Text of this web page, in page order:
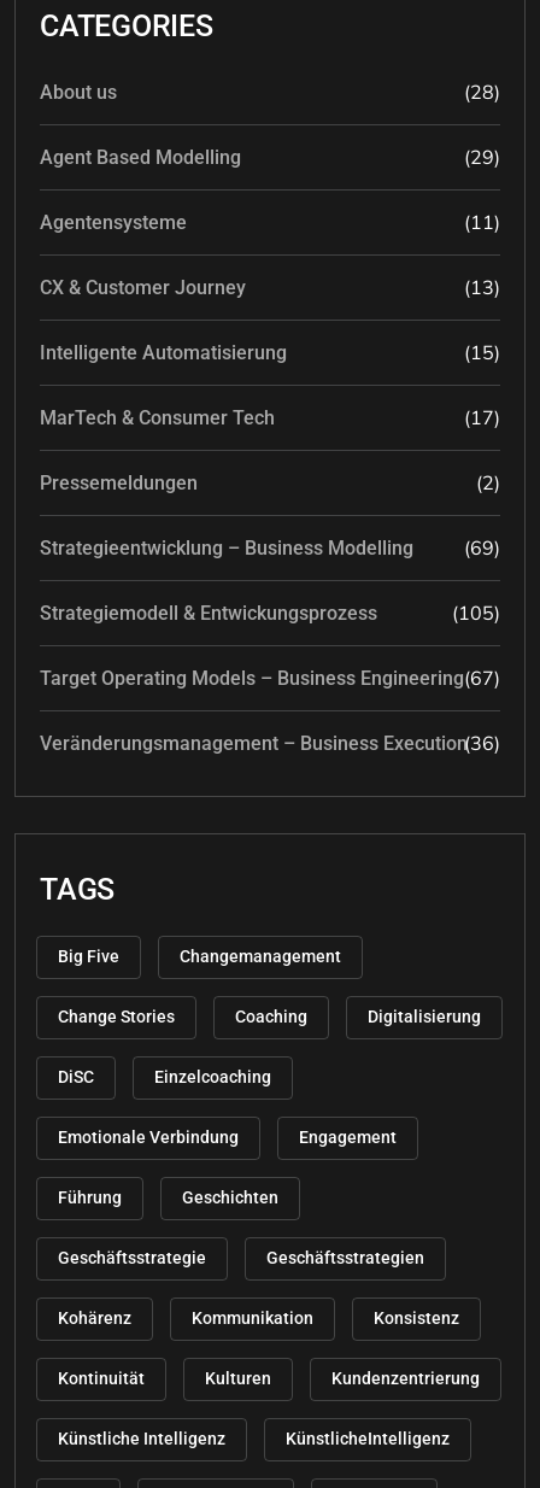
CATEGORIES
About us (28)
Agent Based Modelling (29)
Agentensysteme (11)
CX & Customer Journey (13)
Intelligente Automatisierung (15)
MarTech & Consumer Tech (17)
Pressemeldungen (2)
Strategieentwicklung – Business Modelling (69)
Strategiemodell & Entwickungsprozess (105)
Target Operating Models – Business Engineering(67)
Veränderungsmanagement – Business Execution(36)
TAGS
Big Five Changemanagement
Change Stories Coaching Digitalisierung
DiSC Einzelcoaching
Emotionale Verbindung Engagement
Führung Geschichten
Geschäftsstrategie Geschäftsstrategien
Kohärenz Kommunikation Konsistenz
Kontinuität Kulturen Kundenzentrierung
Künstliche Intelligenz KünstlicheIntelligenz